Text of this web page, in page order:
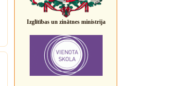
Izglītības un zinātnes ministrija